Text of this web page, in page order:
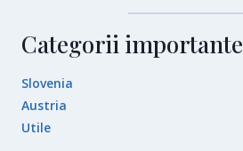
Categorii importante
Slovenia
Austria
Utile